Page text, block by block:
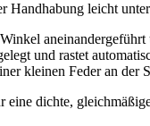
Handhabung leicht
und rastet
kleinen Feder an der
dichte,